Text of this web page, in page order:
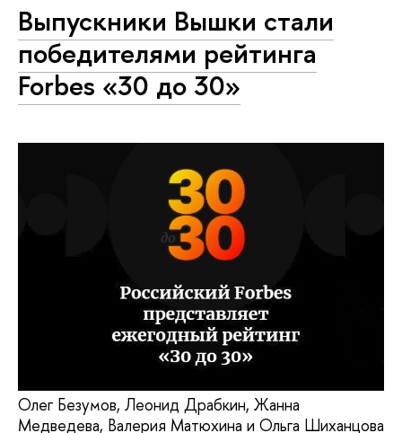
Выпускники Вышки стали
победителями рейтинга
Forbes «30 до 30»
Олег Безумов, Леонид Драбкин, Жанна
Медведева, Валерия Матюхина и Ольга Шиханцова